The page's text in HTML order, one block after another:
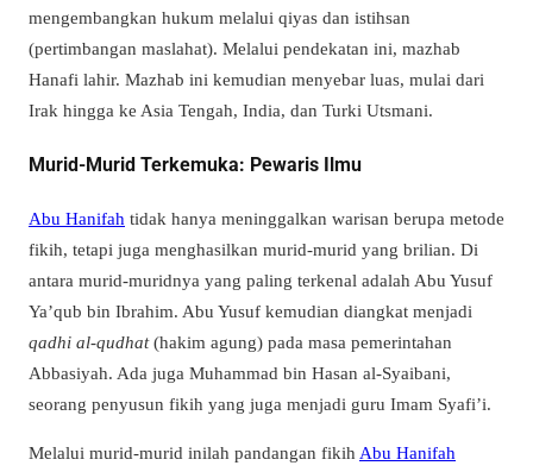
mengembangkan hukum melalui qiyas dan istihsan
(pertimbangan maslahat). Melalui pendekatan ini, mazhab
Hanafi lahir. Mazhab ini kemudian menyebar luas, mulai dari
Irak hingga ke Asia Tengah, India, dan Turki Utsmani.
Murid-Murid Terkemuka: Pewaris Ilmu
Abu Hanifah tidak hanya meninggalkan warisan berupa metode
fikih, tetapi juga menghasilkan murid-murid yang brilian. Di
antara murid-muridnya yang paling terkenal adalah Abu Yusuf
Ya’qub bin Ibrahim. Abu Yusuf kemudian diangkat menjadi
qadhi al-qudhat(hakim agung) pada masa pemerintahan
Abbasiyah. Ada juga Muhammad bin Hasan al-Syaibani,
seorang penyusun fikih yang juga menjadi guru Imam Syafi’i.
Melalui murid-murid inilah pandangan fikih Abu Hanifah